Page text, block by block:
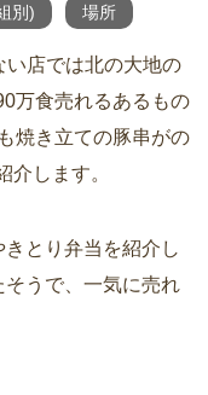
別) 場所
い店では北の大地の
万食売れるあるもの
焼き立ての豚串がの
介します。
とり弁当を紹介し
うで、一気に売れ